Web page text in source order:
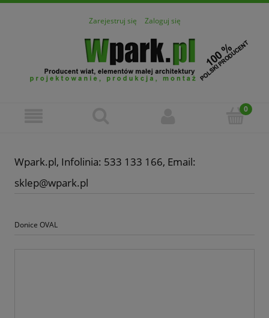
Zarejestruj się Zaloguj się
Wpark.pl, Infolinia: 533 133 166, Email:
sklep@wpark.pl
Donice OVAL